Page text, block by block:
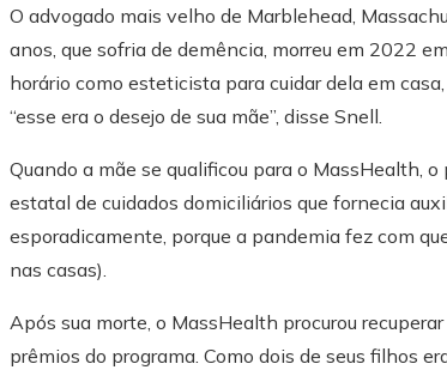
O advogado mais velho de Marblehead,
anos, que sofria de demência, morreu em 2022
horário como esteticista para cuidar dela em
“esse era o desejo de sua mãe”, disse Snell.
Quando a mãe se qualificou para o MassHealth,
estatal de cuidados domiciliários que fornecia
esporadicamente, porque a pandemia fez com
nas casas).
Após sua morte, o MassHealth procurou
prêmios do programa. Como dois de seus filhos